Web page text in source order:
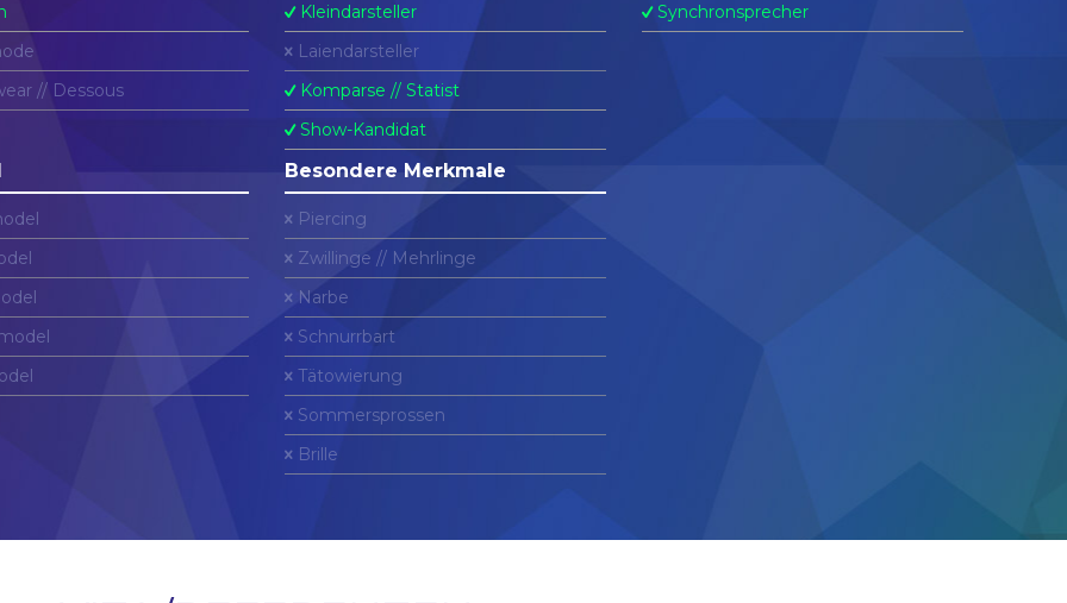
// Dessous
Kleindarsteller
Laiendarsteller
Komparse // Statist
Show-Kandidat
Synchronsprecher
Besondere Merkmale
Piercing
Zwillinge // Mehrlinge
Narbe
Schnurrbart
Tätowierung
Sommersprossen
Brille